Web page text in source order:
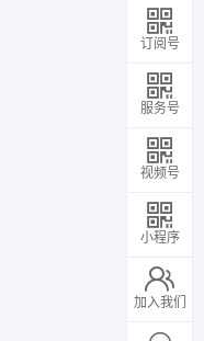
订阅号
服务号
视频号
小程序
加入我们